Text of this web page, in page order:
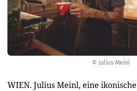
© Julius Meinl
WIEN. Julius Meinl, eine